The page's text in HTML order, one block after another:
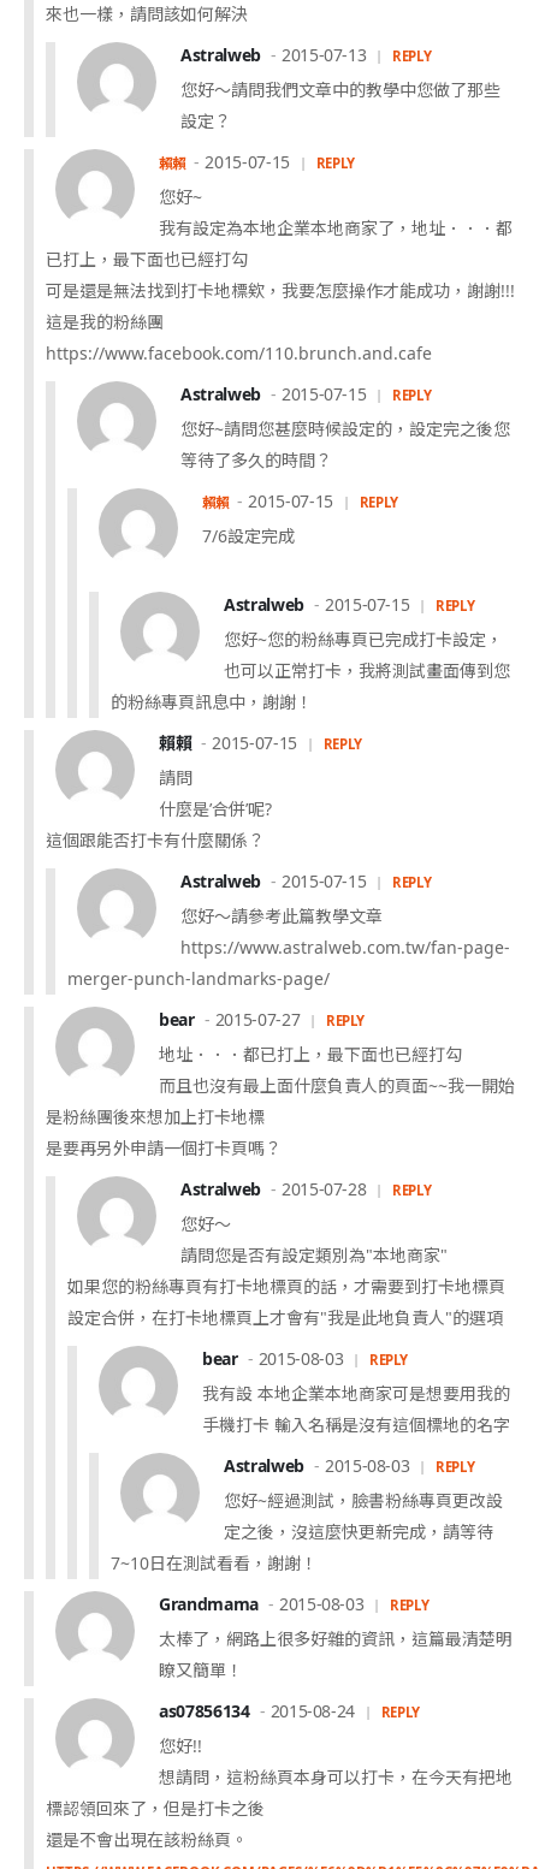
來也一樣，請問該如何解決
Astralweb
2015-07-13 REPLY
您好～請問我們文章中的教學中您做了那些
設定？
賴賴 2015-07-15 REPLY
您好~
我有設定為本地企業本地商家了，地址．．．都
已打上，最下面也已經打勾
可是還是無法找到打卡地標欸，我要怎麼操作才能成功，謝謝!!!
這是我的粉絲團
https://www.facebook.com/110.brunch.and.cafe
Astralweb
2015-07-15 REPLY
您好~請問您甚麼時候設定的，設定完之後您
等待了多久的時間？
賴賴 2015-07-15 REPLY
7/6設定完成
Astralweb 2015-07-15 REPLY
您好~您的粉絲專頁已完成打卡設定，
也可以正常打卡，我將測試畫面傳到您
的粉絲專頁訊息中，謝謝！
賴賴
2015-07-15 REPLY
請問
什麼是’合併’呢?
這個跟能否打卡有什麼關係？
Astralweb
2015-07-15 REPLY
您好～請參考此篇教學文章
https://www.astralweb.com.tw/fan-page-
merger-punch-landmarks-page/
bear
2015-07-27 REPLY
地址．．．都已打上，最下面也已經打勾
而且也沒有最上面什麼負責人的頁面~~我一開始
是粉絲團後來想加上打卡地標
是要再另外申請一個打卡頁嗎？
Astralweb
2015-07-28 REPLY
您好～
請問您是否有設定類別為"本地商家"
如果您的粉絲專頁有打卡地標頁的話，才需要到打卡地標頁
設定合併，在打卡地標頁上才會有"我是此地負責人"的選項
bear
2015-08-03 REPLY
我有設 本地企業本地商家可是想要用我的
手機打卡 輸入名稱是沒有這個標地的名字
Astralweb
2015-08-03 REPLY
您好~經過測試，臉書粉絲專頁更改設
定之後，沒這麼快更新完成，請等待
7~10日在測試看看，謝謝！
Grandmama
2015-08-03 REPLY
太棒了，網路上很多好雜的資訊，這篇最清楚明
瞭又簡單！
as07856134
2015-08-24 REPLY
您好!!
想請問，這粉絲頁本身可以打卡，在今天有把地
標認領回來了，但是打卡之後
還是不會出現在該粉絲頁。